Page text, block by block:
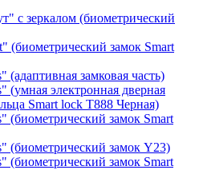
с зеркалом (биометрический
(биометрический замок Smart
(адаптивная замковая часть)
(умная электронная дверная
Smart lock T888 Черная)
(биометрический замок Smart
(биометрический замок Y23)
(биометрический замок Smart